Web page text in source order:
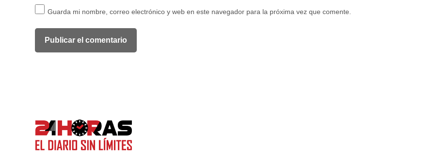
Guarda mi nombre, correo electrónico y web en este navegador para la próxima vez que comente.